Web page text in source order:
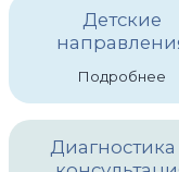
Психология,
Консультация
Детские
Подробнее
Диагностика